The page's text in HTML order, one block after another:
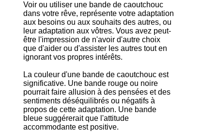
Voir ou utiliser une bande de caoutchouc
dans votre rêve, représente votre adaptation
aux besoins ou aux souhaits des autres, ou
leur adaptation aux vôtres. Vous avez peut-
être l'impression de n'avoir d'autre choix
que d'aider ou d'assister les autres tout en
ignorant vos propres intérêts.
La couleur d'une bande de caoutchouc est
significative. Une bande rouge ou noire
pourrait faire allusion à des pensées et des
sentiments déséquilibrés ou négatifs à
propos de cette adaptation. Une bande
bleue suggérerait que l'attitude
accommodante est positive.